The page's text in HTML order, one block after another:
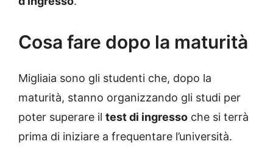
Cosa fare dopo la maturità
Migliaia sono gli studenti che, dopo la
maturità, stanno organizzando gli studi per
poter superare il test di ingresso che si terrà
prima di iniziare a frequentare l’università.